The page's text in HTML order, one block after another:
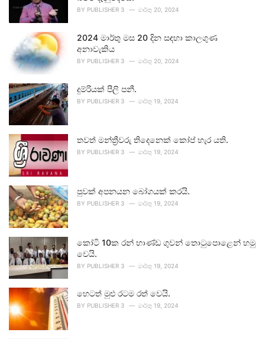
BY PUBLISHER 3 මාර්තු 20, 2024
2024 මාර්තු මස 20 දින සඳහා කාලගුණ
අනාවැකිය
BY PUBLISHER 3 මාර්තු 20, 2024
දුම්රියක් පීලි පනී.
BY PUBLISHER 3 මාර්තු 19, 2024
තවත් මන්ත්‍රීවරු තිදෙනෙක් කෝප් හැර යති.
BY PUBLISHER 3 මාර්තු 19, 2024
පුවක් අපනයන බෝගයක් කරයි.
BY PUBLISHER 3 මාර්තු 19, 2024
කෝටි 10ක රන් භාණ්ඩ ගුවන් තොටුපොළෙන් හමු
වෙයි.
BY PUBLISHER 3 මාර්තු 19, 2024
හෙටත් මුළු රටම රත් වෙයි.
BY PUBLISHER 3 මාර්තු 19, 2024